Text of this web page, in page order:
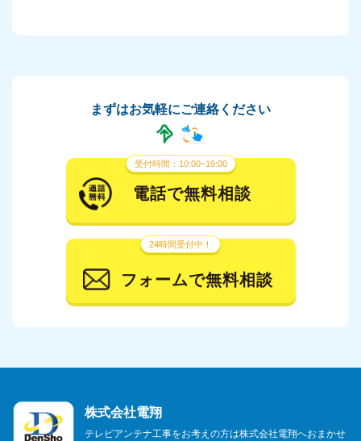
まずはお気軽にご連絡ください
受付時間：10:00~19:00
電話で無料相談
24時間受付中！
フォームで無料相談
株式会社電翔
テレビアンテナ工事をお考えの方は株式会社電翔へおまかせ